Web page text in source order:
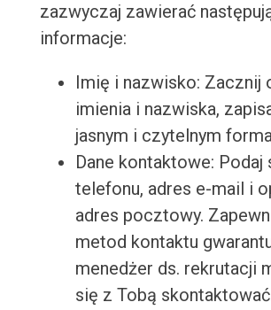
zazwyczaj zawierać
informacje:
Imię i nazwisko: Zacznij
imienia i nazwiska,
jasnym i czytelnym
Dane kontaktowe: Podaj
telefonu, adres e-mail i
adres pocztowy.
metod kontaktu
menedżer ds. rekrutacji
się z Tobą